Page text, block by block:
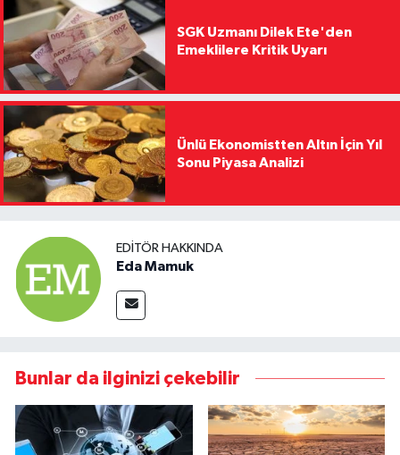
SGK Uzmanı Dilek Ete'den
Emeklilere Kritik Uyarı
Ünlü Ekonomistten Altın İçin Yıl
Sonu Piyasa Analizi
EDITÖR HAKKINDA
Eda Mamuk
Bunlar da ilginizi çekebilir